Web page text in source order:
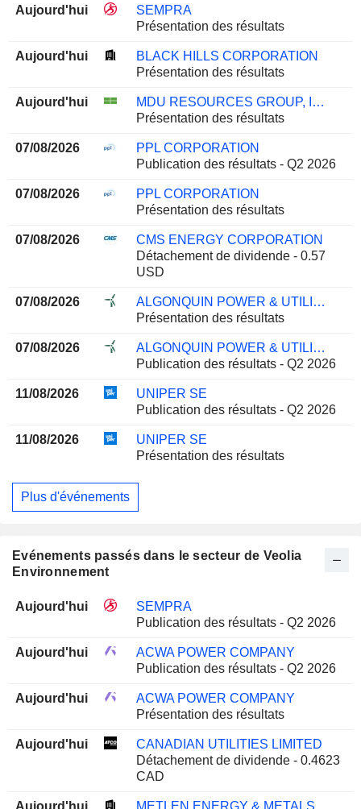
Aujourd'hui
SEMPRA
Présentation des résultats
Aujourd'hui
BLACK HILLS CORPORATION
Présentation des résultats
Aujourd'hui
MDU RESOURCES GROUP, INC.
Présentation des résultats
07/08/2026
PPL CORPORATION
Publication des résultats - Q2 2026
07/08/2026
PPL CORPORATION
Présentation des résultats
07/08/2026
CMS ENERGY CORPORATION
Détachement de dividende - 0.57
USD
07/08/2026
ALGONQUIN POWER & UTILITIES CORP.
Présentation des résultats
07/08/2026
ALGONQUIN POWER & UTILITIES CORP.
Publication des résultats - Q2 2026
11/08/2026
UNIPER SE
Publication des résultats - Q2 2026
11/08/2026
UNIPER SE
Présentation des résultats
Plus d'événements
Evénements passés dans le secteur de Veolia
Environnement
Aujourd'hui
SEMPRA
Publication des résultats - Q2 2026
Aujourd'hui
ACWA POWER COMPANY
Publication des résultats - Q2 2026
Aujourd'hui
ACWA POWER COMPANY
Présentation des résultats
Aujourd'hui
CANADIAN UTILITIES LIMITED
Détachement de dividende - 0.4623
CAD
Aujourd'hui